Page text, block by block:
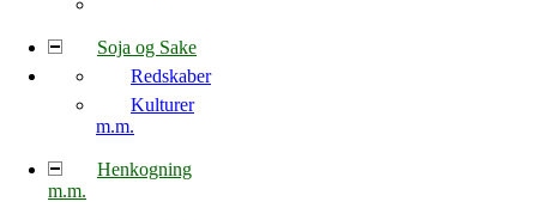
Soja og Sake
Redskaber
Kulturer
m.m.
Henkogning
m.m.